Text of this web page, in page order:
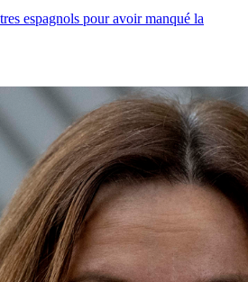
espagnols pour avoir manqué la